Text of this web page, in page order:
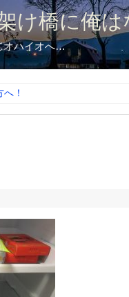
け橋に俺
オハイオへ…
！